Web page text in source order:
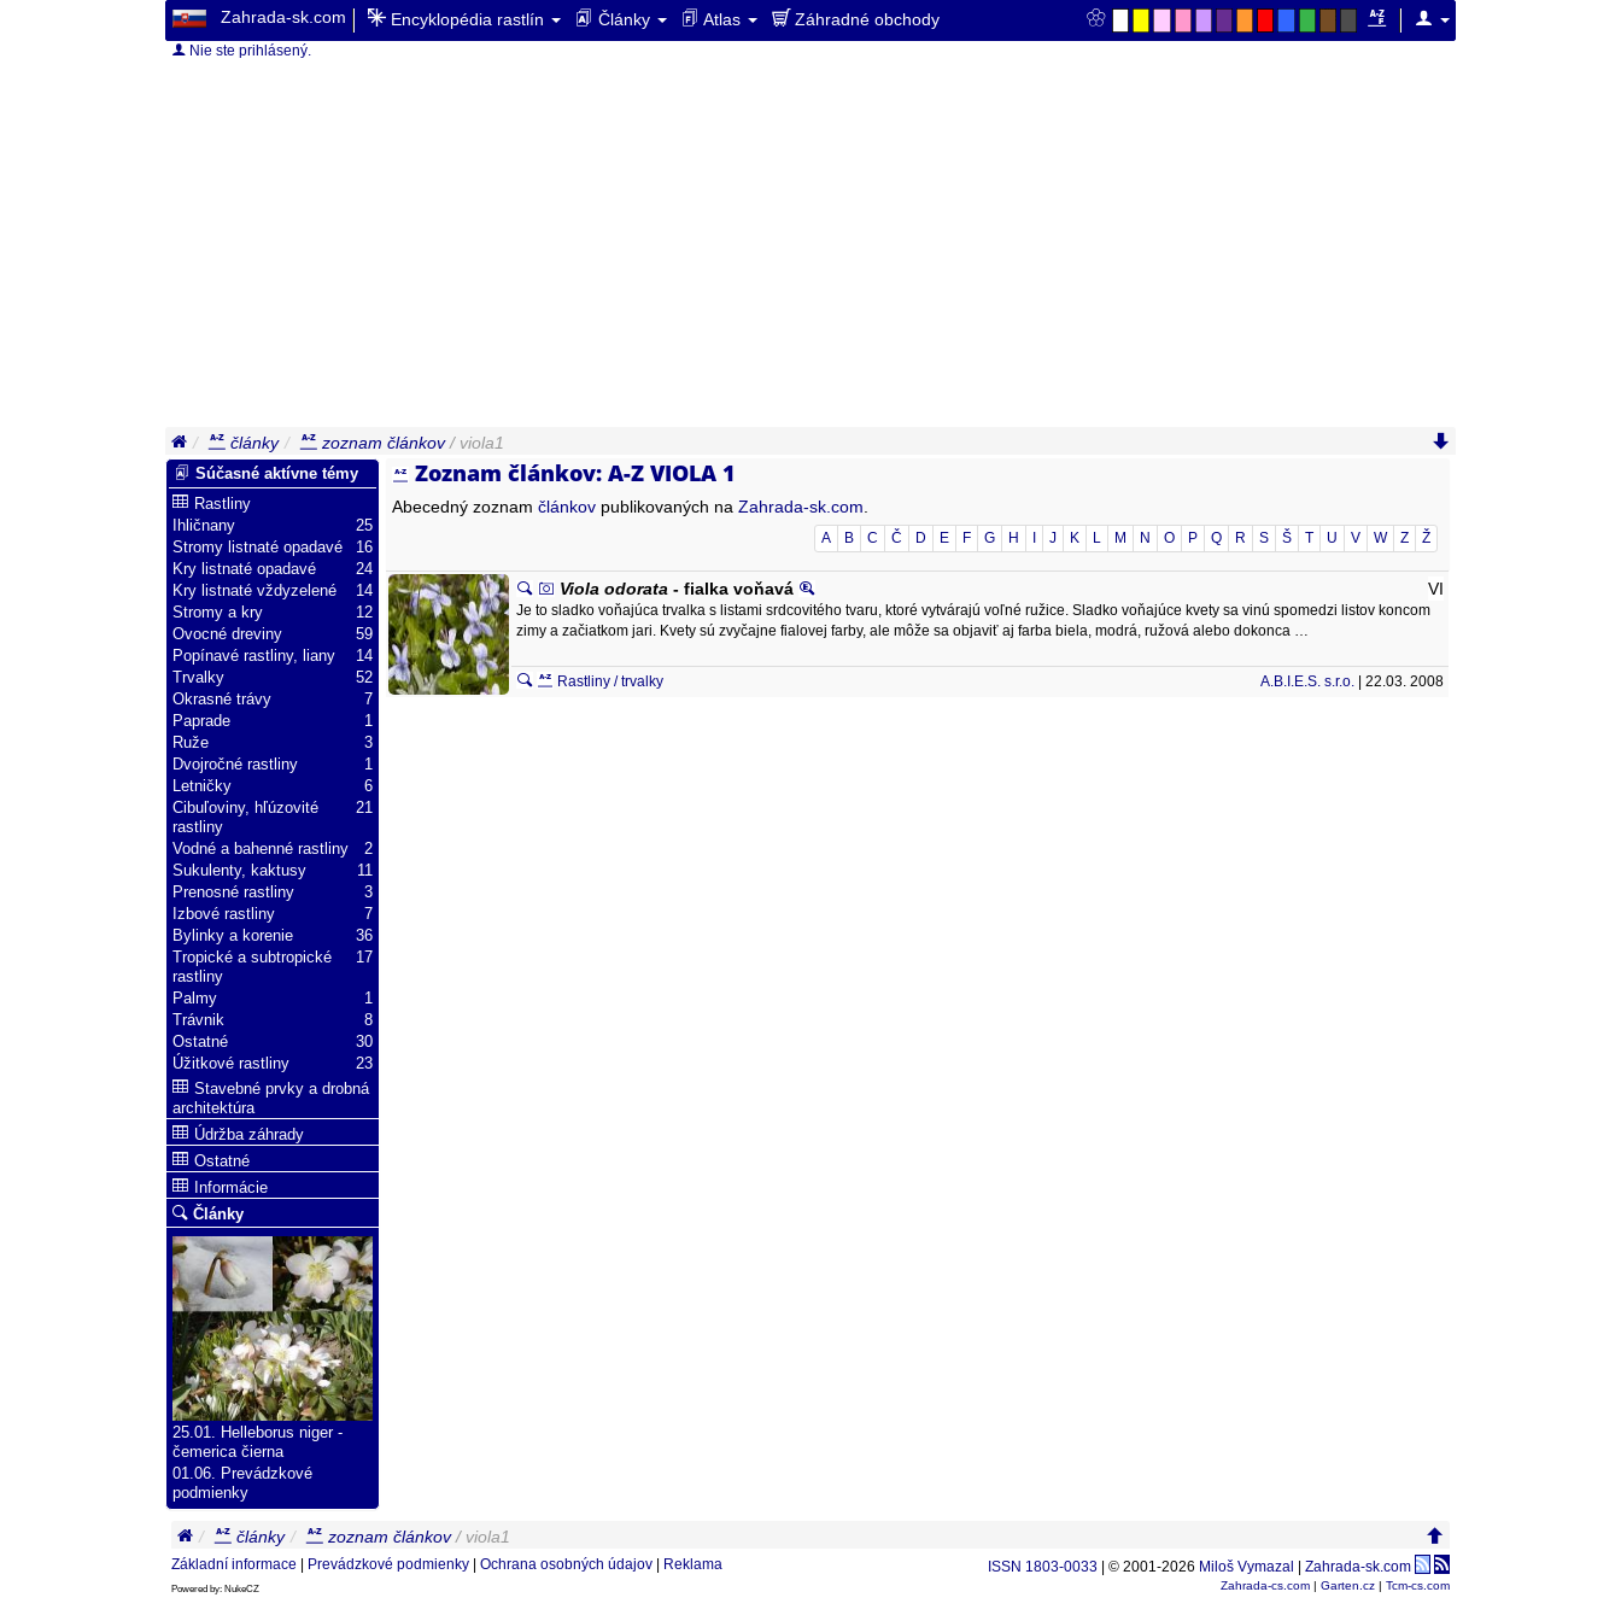
Zahrada-sk.com Encyklopédia rastlín Články Atlas Záhradné obchody
Nie ste prihlásený.
články zoznam článkov/ viola1
Zoznam článkov: A-Z VIOLA 1
Abecedný zoznamčlánkov publikovaných naZahrada-sk.com
A B C Č D E F G H J K L M N O P Q R S Š T U V W Z Ž
Viola odorata - fialka voňavá VI
Je to sladko voňajúca trvalka s listami srdcovitého tvaru, ktoré vytvárajú voľné ružice. Sladko voňajúce kvety sa vinú spomedzi listov koncom
zimy a začiatkom jari. Kvety sú zvyčajne fialovej farby, ale môže sa objaviť aj farba biela, modrá, ružová alebo dokonca …
A.B.I.E.S. s.r.o. | 22.03. 2008
Rastliny / trvalky
Súčasné aktívne témy
Rastliny
25
Ihličnany
16
Stromy listnaté opadavé
24
Kry listnaté opadavé
14
Kry listnaté vždyzelené
12
Stromy a kry
59
Ovocné dreviny
14
Popínavé rastliny, liany
52
Trvalky
7
Okrasné trávy
1
Paprade
3
Ruže
1
Dvojročné rastliny
6
Letničky
21
Cibuľoviny, hľúzovité
rastliny
2
Vodné a bahenné rastliny
11
Sukulenty, kaktusy
3
Prenosné rastliny
7
Izbové rastliny
36
Bylinky a korenie
17
Tropické a subtropické
rastliny
1
Palmy
8
Trávnik
30
Ostatné
23
Úžitkové rastliny
Stavebné prvky a drobná
architektúra
Údržba záhrady
Ostatné
Informácie
Články
25.01. Helleborus niger -
čemerica čierna
01.06. Prevádzkové
podmienky
články zoznam článkov/ viola1
ISSN 1803-0033 | © 2001-2026 Miloš Vymazal Zahrada-sk.com
Základní informace Prevádzkové podmienky Ochrana osobných údajov Reklama
Zahrada-cs.com | Garten.cz | Tcm-cs.com
Powered by: NukeCZ